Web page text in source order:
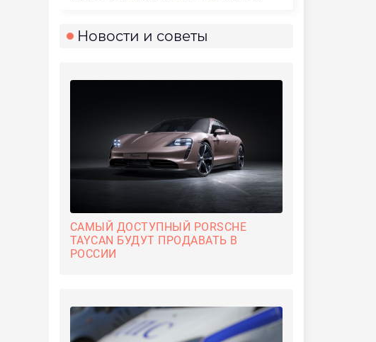
Новости и советы
САМЫЙ ДОСТУПНЫЙ PORSCHE
TAYCAN БУДУТ ПРОДАВАТЬ В
РОССИИ